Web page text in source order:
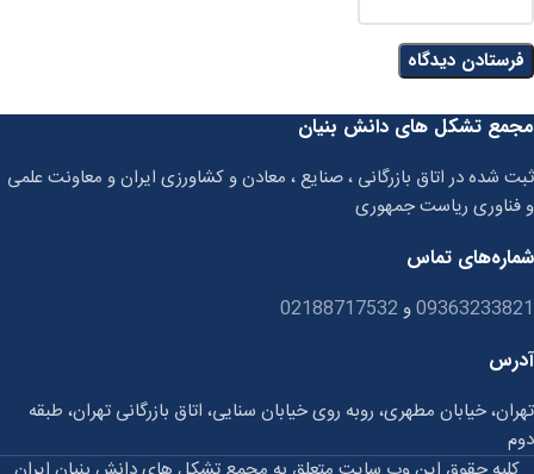
مجمع تشکل های دانش بنیان
ثبت شده در اتاق بازرگانی ، صنایع ، معادن و کشاورزی ایران و معاونت علمی
و فناوری ریاست جمهوری
شماره‌های تماس
09363233821و 02188717532
آدرس
تهران، خیابان مطهری، روبه روی خیابان سنایی، اتاق بازرگانی تهران، طبقه
دوم